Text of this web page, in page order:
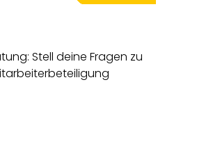
Stell deine Fragen zu